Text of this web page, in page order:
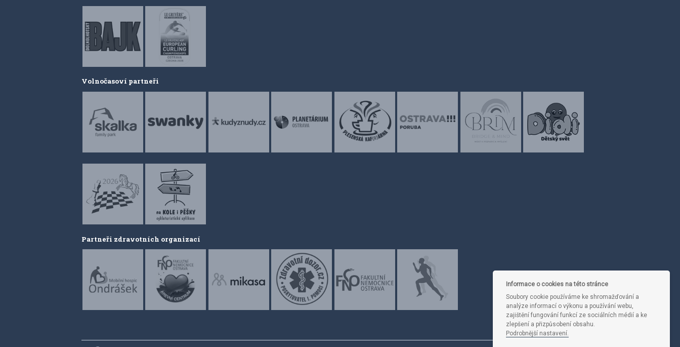
Volnočasoví partneři
Partneři zdravotních organizací
Informace o cookies na této stránce
Soubory cookie používáme ke shromažďování a
analýze informací o výkonu a používání webu,
zajištění fungování funkcí ze sociálních médií a ke
zlepšení a přizpůsobení obsahu.
Podrobnější nastavení.